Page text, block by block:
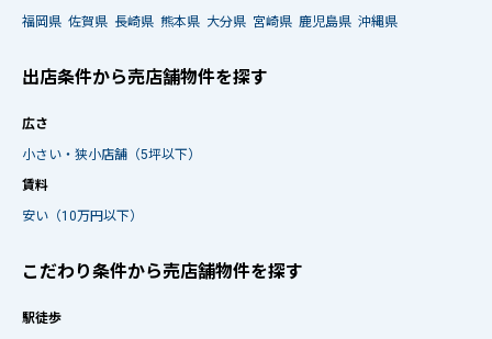
福岡県 佐賀県 長崎県 熊本県 大分県 宮崎県 鹿児島県 沖縄県
出店条件から売店舗物件を探す
広さ
小さい・狭小店舗（5坪以下）
賃料
安い（10万円以下）
こだわり条件から売店舗物件を探す
駅徒歩